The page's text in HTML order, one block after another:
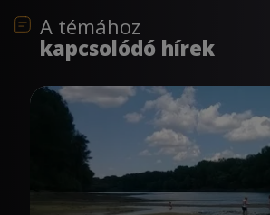
A témához
kapcsolódó hírek